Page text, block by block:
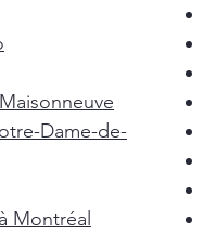
Dame-de-
Montréal